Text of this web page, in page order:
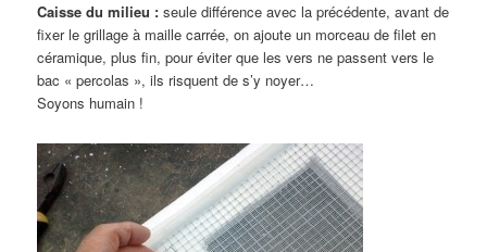
Caisse du milieu : seule différence avec la précédente, avant de
fixer le grillage à maille carrée, on ajoute un morceau de filet en
céramique, plus fin, pour éviter que les vers ne passent vers le
bac « percolas », ils risquent de s’y noyer…
Soyons humain !